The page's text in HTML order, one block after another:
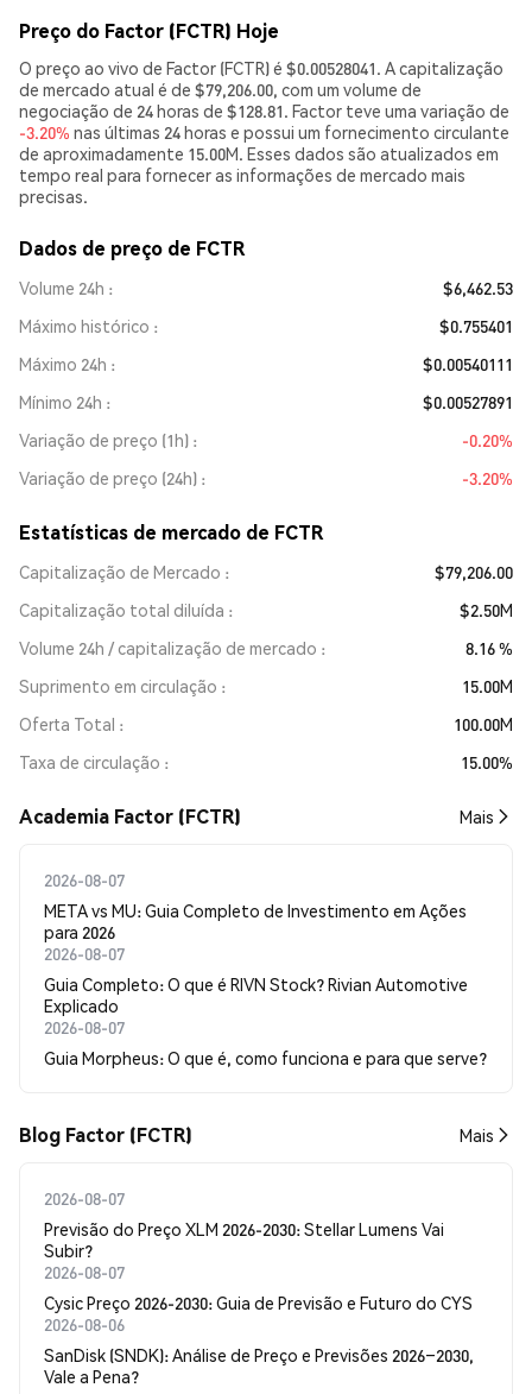
Preço do Factor (FCTR) Hoje
O preço ao vivo de Factor (FCTR) é $0.00528041. A capitalização
de mercado atual é de $79,206.00, com um volume de
negociação de 24 horas de $128.81. Factor teve uma variação de
-3.20% nas últimas 24 horas e possui um fornecimento circulante
de aproximadamente 15.00M. Esses dados são atualizados em
tempo real para fornecer as informações de mercado mais
precisas.
Dados de preço de FCTR
Volume 24h
$6,462.53
Máximo histórico
$0.755401
Máximo 24h
$0.00540111
Mínimo 24h
$0.00527891
Variação de preço (1h)
-0.20%
Variação de preço (24h)
-3.20%
Estatísticas de mercado de FCTR
Capitalização de Mercado
$79,206.00
Capitalização total diluída
$2.50M
Volume 24h / capitalização de mercado
8.16 %
Suprimento em circulação
15.00M
Oferta Total
100.00M
Taxa de circulação
15.00%
Academia Factor (FCTR) Mais
2026-08-07
META vs MU: Guia Completo de Investimento em Ações
para 2026
2026-08-07
Guia Completo: O que é RIVN Stock? Rivian Automotive
Explicado
2026-08-07
Guia Morpheus: O que é, como funciona e para que serve?
Blog Factor (FCTR) Mais
2026-08-07
Previsão do Preço XLM 2026-2030: Stellar Lumens Vai
Subir?
2026-08-07
Cysic Preço 2026-2030: Guia de Previsão e Futuro do CYS
2026-08-06
SanDisk (SNDK): Análise de Preço e Previsões 2026–2030,
Vale a Pena?